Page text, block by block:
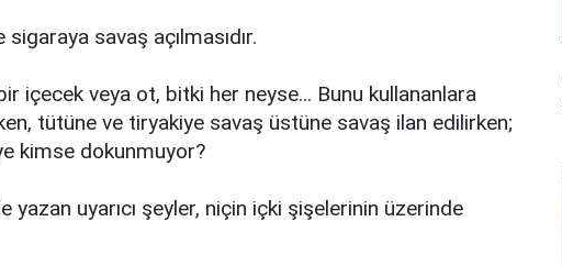
savaş açılmasıdır.
içecek veya ot, bitki her neyse... Bunu kullananlara
tütüne ve tiryakiye savaş üstüne savaş ilan edilirken;
kimse dokunmuyor?
yazan uyarıcı şeyler, niçin içki şişelerinin üzerinde